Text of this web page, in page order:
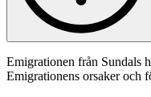
Emigrationen från Sundals
Emigrationens orsaker och